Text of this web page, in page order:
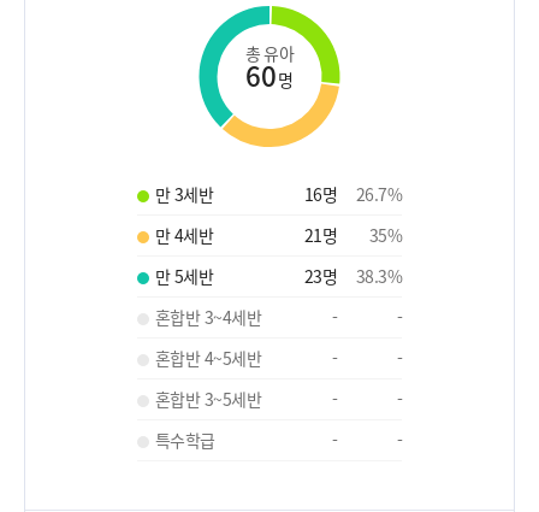
총 유아
60명
만 3세반 16명 26.7%
만 4세반
21명 35%
만 5세반
23명 38.3%
혼합반 3~4세반
-
-
혼합반 4~5세반
-
-
혼합반 3~5세반
-
-
특수학급
- -